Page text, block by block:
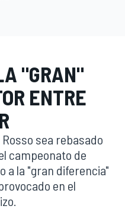
"GRAN"
ENTRE
sea rebasado
campeonato de
a la "gran diferencia"
en el